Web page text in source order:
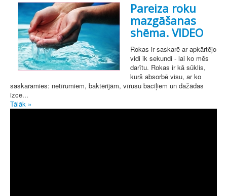
Pareiza roku
mazgāšanas
shēma. VIDEO
Rokas ir saskarē ar apkārtējo
vidi ik sekundi - lai ko mēs
darītu. Rokas ir kā sūklis,
kurš absorbē visu, ar ko
saskaramies: netīrumiem, baktērijām, vīrusu baciļiem un dažādas
izce...
Tālāk »